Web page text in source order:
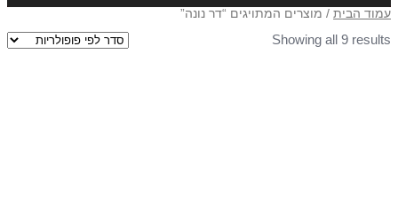
עמוד הבית / מוצרים המתויגים “דר נונה”
Showing all 9 results